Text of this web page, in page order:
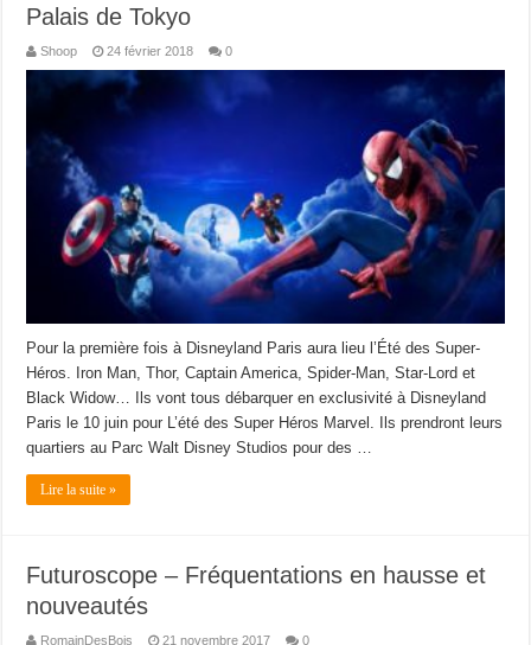
Palais de Tokyo
Shoop 24 février 2018 0
Pour la première fois à Disneyland Paris aura lieu l’Été des Super-
Héros. Iron Man, Thor, Captain America, Spider-Man, Star-Lord et
Black Widow… Ils vont tous débarquer en exclusivité à Disneyland
Paris le 10 juin pour L’été des Super Héros Marvel. Ils prendront leurs
quartiers au Parc Walt Disney Studios pour des …
Lire la suite »
Futuroscope – Fréquentations en hausse et
nouveautés
RomainDesBois 21 novembre 2017 0